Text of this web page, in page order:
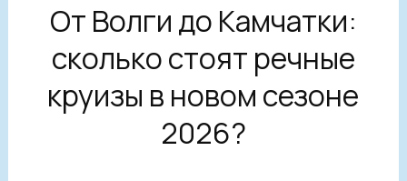
От Волги до Камчатки:
сколько стоят речные
круизы в новом сезоне
2026?